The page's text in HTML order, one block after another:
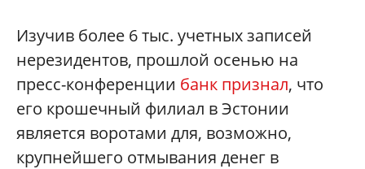
Изучив более 6 тыс. учетных записей
нерезидентов, прошлой осенью на
пресс-конференции банк признал, что
его крошечный филиал в Эстонии
является воротами для, возможно,
крупнейшего отмывания денег в